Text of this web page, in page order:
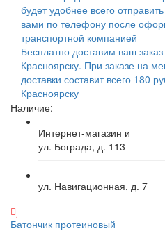
будет удобнее всего
вами по телефону после
транспортной компанией
Бесплатно доставим ваш
Красноярску. При заказе на
доставки составит всего 180
Красноярску
Наличие:
Интернет-магазин и
ул. Бограда, д. 113
ул. Навигационная, д. 7
Батончик протеиновый